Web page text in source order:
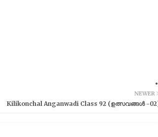
NEWER
Kilikonchal Anganwadi Class 92 (ഉത്സവങ്ങൾ -